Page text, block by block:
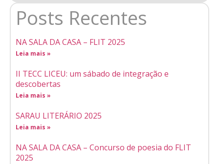
Posts Recentes
NA SALA DA CASA – FLIT 2025
Leia mais »
II TECC LICEU: um sábado de integração e
descobertas
Leia mais »
SARAU LITERÁRIO 2025
Leia mais »
NA SALA DA CASA – Concurso de poesia do FLIT
2025